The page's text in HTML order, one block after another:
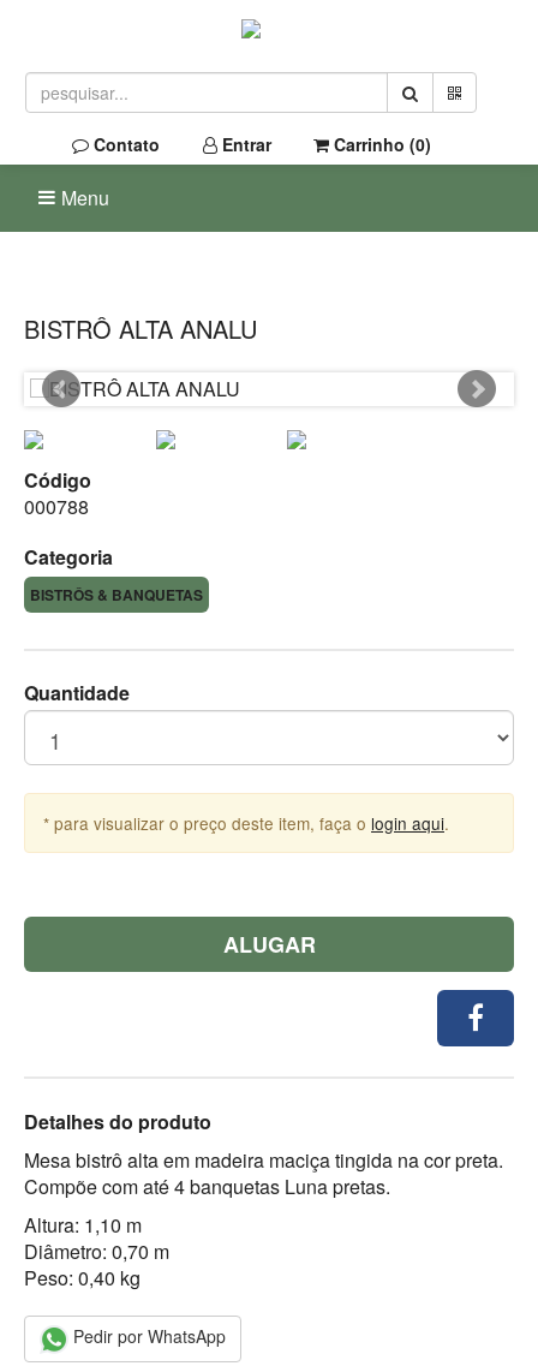
Contato Entrar Carrinho (0)
Menu
BISTRÔ ALTA ANALU
Código
000788
Categoria
BISTRÔS & BANQUETAS
Quantidade
* para visualizar o preço deste item, faça o login aqui.
ALUGAR
Detalhes do produto
Mesa bistrô alta em madeira maciça tingida na cor preta.
Compõe com até 4 banquetas Luna pretas.
Altura: 1,10 m
Diâmetro: 0,70 m
Peso: 0,40 kg
Pedir por WhatsApp